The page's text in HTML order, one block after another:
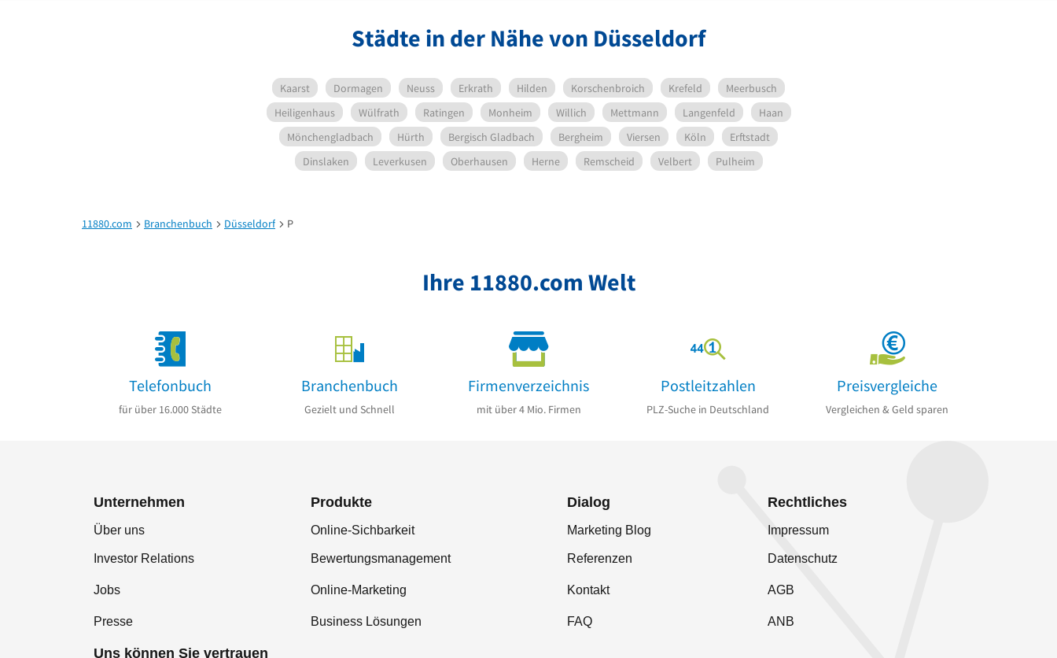
Städte in der Nähe von Düsseldorf
Kaarst Dormagen Neuss Erkrath Hilden Korschenbroich Krefeld
Meerbusch
Heiligenhaus
Wülfrath Ratingen Monheim Willich Mettmann Langenfeld
Haan
Mönchengladbach
Hürth Bergisch Gladbach Bergheim Viersen Köln
Erftstadt
Dinslaken
Leverkusen Oberhausen Herne Remscheid Velbert Pulheim
11880.com Branchenbuch Düsseldorf P
Ihre 11880.com Welt
Telefonbuch
für über 16.000 Städte
Branchenbuch
Gezielt und Schnell
Firmenverzeichnis
mit über 4 Mio. Firmen
Postleitzahlen
PLZ-Suche in Deutschland
Preisvergleiche
Vergleichen & Geld sparen
Unternehmen
Über uns
Investor Relations
Jobs
Presse
Produkte
Online-Sichbarkeit
Bewertungsmanagement
Online-Marketing
Business Lösungen
Dialog
Marketing Blog
Referenzen
Kontakt
FAQ
Rechtliches
Impressum
Datenschutz
AGB
ANB
Uns können Sie vertrauen